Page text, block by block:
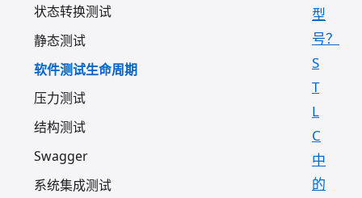
状态转换测试
静态测试
软件测试生命周期
压力测试
结构测试
Swagger
系统集成测试
型
号？
S
T
L
C
中
的